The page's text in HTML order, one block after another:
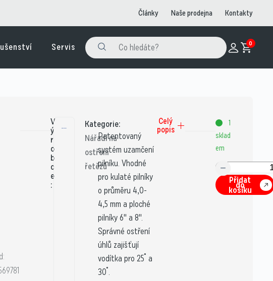
Články Naše prodejna Kontakty
Servis 0
V
ý
r
o
b
c
e
:
Kategorie:
Nářadí na
ostření
řetězů
Patentovaný
systém uzamčení
pilníku. Vhodné
pro kulaté pilníky
o průměru 4,0-
4,5 mm a ploché
pilníky 6" a 8".
Správné ostření
úhlů zajišťují
vodítka pro 25˚ a
30˚.
Celý
popis
1
sklad
em
Přidat
do
košíku